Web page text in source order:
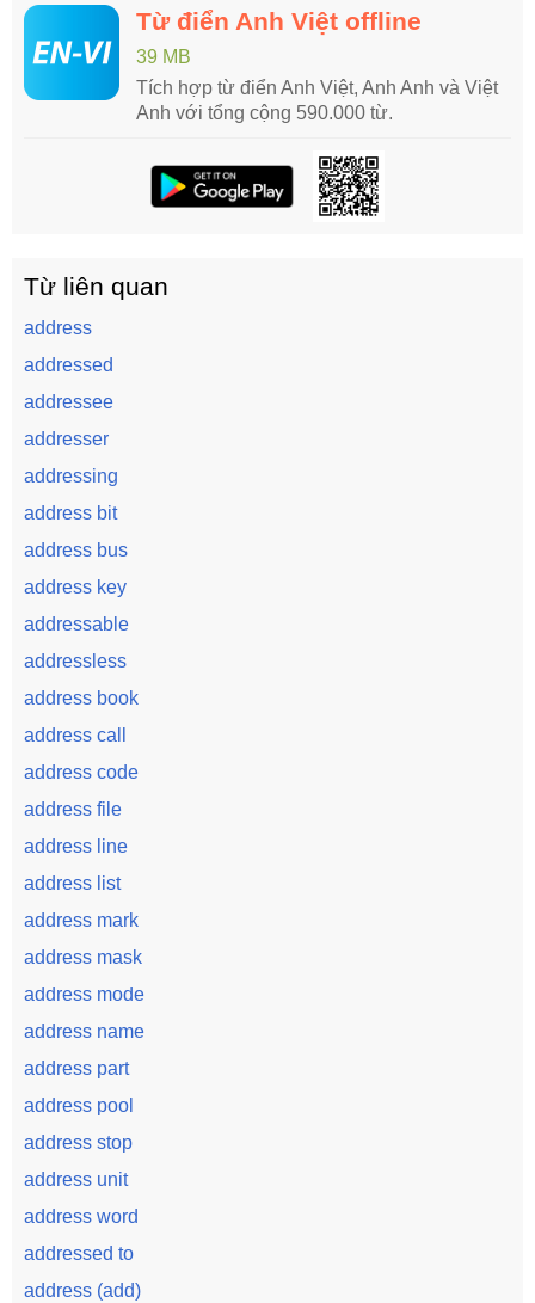
Từ điển Anh Việt offline
39 MB
Tích hợp từ điển Anh Việt, Anh Anh và Việt
Anh với tổng cộng 590.000 từ.
Từ liên quan
address
addressed
addressee
addresser
addressing
address bit
address bus
address key
addressable
addressless
address book
address call
address code
address file
address line
address list
address mark
address mask
address mode
address name
address part
address pool
address stop
address unit
address word
addressed to
address (add)